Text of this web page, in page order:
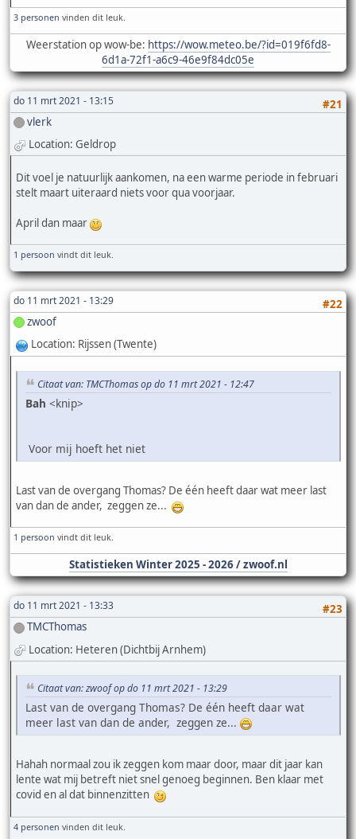
3 personen vinden dit leuk.
Weerstation op wow-be: https://wow.meteo.be/?id=019f6fd8-
6d1a-72f1-a6c9-46e9f84dc05e
do 11 mrt 2021 - 13:15
#21
vlerk
Location: Geldrop
Dit voel je natuurlijk aankomen, na een warme periode in februari
stelt maart uiteraard niets voor qua voorjaar.
April dan maar
1 persoon vindt dit leuk.
do 11 mrt 2021 - 13:29
#22
zwoof
Location: Rijssen (Twente)
Citaat van: TMCThomas op do 11 mrt 2021 - 12:47
Bah <knip>
Voor mij hoeft het niet
Last van de overgang Thomas? De één heeft daar wat meer last
van dan de ander, zeggen ze...
1 persoon vindt dit leuk.
Statistieken Winter 2025 - 2026 / zwoof.nl
do 11 mrt 2021 - 13:33
#23
TMCThomas
Location: Heteren (Dichtbij Arnhem)
Citaat van: zwoof op do 11 mrt 2021 - 13:29
Last van de overgang Thomas? De één heeft daar wat
meer last van dan de ander, zeggen ze...
Hahah normaal zou ik zeggen kom maar door, maar dit jaar kan
lente wat mij betreft niet snel genoeg beginnen. Ben klaar met
covid en al dat binnenzitten
4 personen vinden dit leuk.